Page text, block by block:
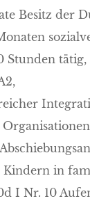
Besitz der
Stunden tätig,
in
I Nr. 10